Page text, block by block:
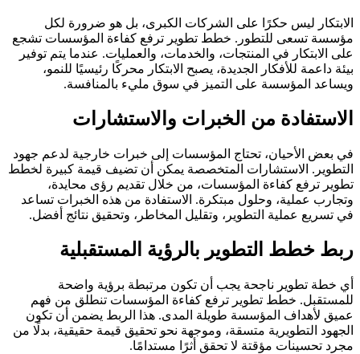
الابتكار ليس حكرًا على الشركات الكبرى، بل هو ضرورة لكل
مؤسسة تسعى للتطور. خطط تطوير ترفع كفاءة المؤسسات تشجع
على الابتكار في المنتجات، والخدمات، والعمليات. عندما يتم توفير
بيئة داعمة للأفكار الجديدة، يصبح الابتكار محركًا رئيسيًا للنمو،
ويساعد المؤسسة على التميز في سوق مليء بالمنافسة.
الاستفادة من الخبرات والاستشارات
في بعض الأحيان، تحتاج المؤسسات إلى خبرات خارجية لدعم جهود
التطوير. الاستشارات المتخصصة يمكن أن تضيف قيمة كبيرة لخطط
تطوير ترفع كفاءة المؤسسات، من خلال تقديم رؤى محايدة،
وتجارب عملية، وحلول مبتكرة. الاستفادة من هذه الخبرات تساعد
في تسريع عملية التطوير، وتقليل المخاطر، وتحقيق نتائج أفضل.
ربط خطط التطوير بالرؤية المستقبلية
أي خطة تطوير ناجحة يجب أن تكون مرتبطة برؤية واضحة
للمستقبل. خطط تطوير ترفع كفاءة المؤسسات تنطلق من فهم
عميق لأهداف المؤسسة طويلة المدى. هذا الربط يضمن أن تكون
الجهود التطويرية متسقة، وموجهة نحو تحقيق قيمة حقيقية، بدلًا من
مجرد تحسينات مؤقتة لا تحقق أثرًا مستدامًا.